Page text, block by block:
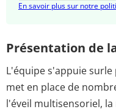
En savoir plus sur notre
Présentation de
L'équipe s'appuie
met en place de
l'éveil multisensoriel,